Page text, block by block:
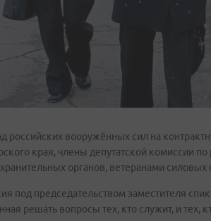
российских вооружённых сил на
края, члены депутатской комиссии
органов, ветеранами силовых
под председательством заместителя
решать вопросы тех, кто служит, и тех,